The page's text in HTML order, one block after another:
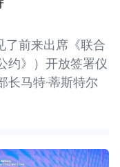
了前来出席《联合
约》）开放签署仪
长马特·蒂斯特尔